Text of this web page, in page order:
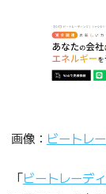
画像： ビートレ
「ビートレーデ